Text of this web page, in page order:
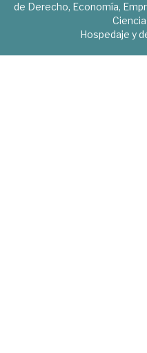
de Derecho, Economía,
Hospedaje y